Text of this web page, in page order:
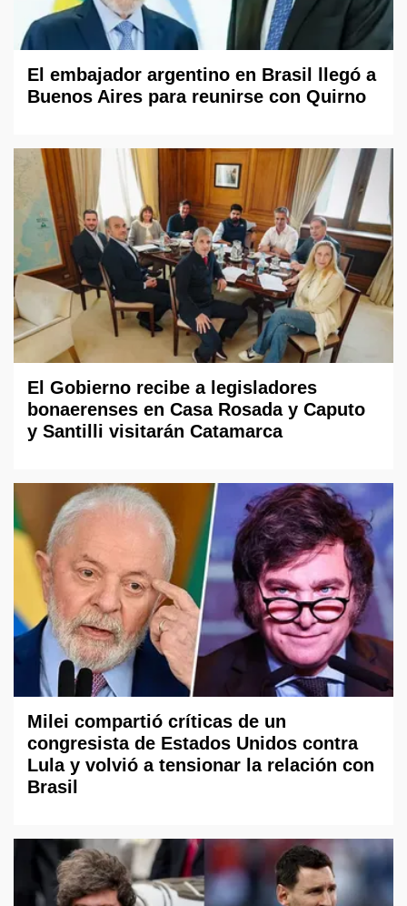
El embajador argentino en Brasil llegó a
Buenos Aires para reunirse con Quirno
El Gobierno recibe a legisladores
bonaerenses en Casa Rosada y Caputo
y Santilli visitarán Catamarca
Milei compartió críticas de un
congresista de Estados Unidos contra
Lula y volvió a tensionar la relación con
Brasil